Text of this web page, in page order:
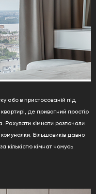
або в пристосованій під
де приватний простір
Рахувати кімнати розпочали
Більшовиків давно
кількістю кімнат чомусь